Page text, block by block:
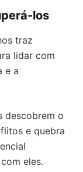
los
traz
lidar com
e a
descobrem o
e quebra
eles.